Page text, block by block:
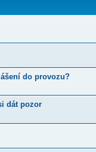
do provozu?
dát pozor